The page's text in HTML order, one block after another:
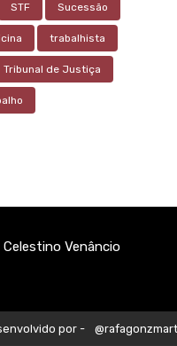
STF Sucessão
trabalhista
Tribunal de Justiça
Venâncio
por -